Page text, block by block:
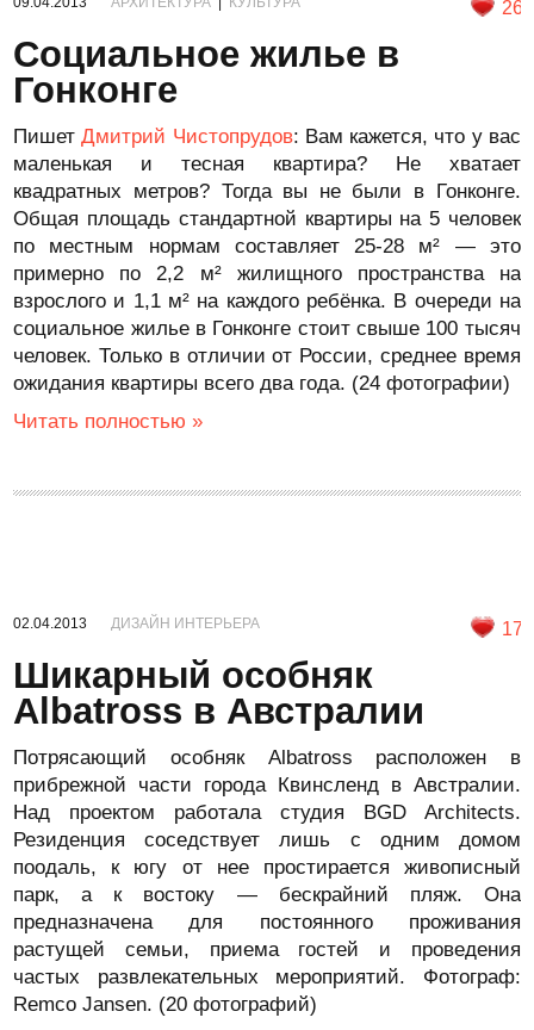
26
Социальное жилье в
Гонконге
ПишетДмитрий Чистопрудов: Вам кажется, что у вас
маленькая и тесная квартира? Не хватает
квадратных метров? Тогда вы не были в Гонконге.
Общая площадь стандартной квартиры на 5 человек
по местным нормам составляет 25-28 м² — это
примерно по 2,2 м² жилищного пространства на
взрослого и 1,1 м² на каждого ребёнка. В очереди на
социальное жилье в Гонконге стоит свыше 100 тысяч
человек. Только в отличии от России, среднее время
ожидания квартиры всего два года. (24 фотографии)
Читать полностью »
02.04.2013 ДИЗАЙН ИНТЕРЬЕРА 17
Шикарный особняк
Albatross в Австралии
Потрясающий особняк Albatross расположен в
прибрежной части города Квинсленд в Австралии.
Над проектом работала студия BGD Architects.
Резиденция соседствует лишь с одним домом
поодаль, к югу от нее простирается живописный
парк, а к востоку — бескрайний пляж. Она
предназначена для постоянного проживания
растущей семьи, приема гостей и проведения
частых развлекательных мероприятий. Фотограф:
Remco Jansen. (20 фотографий)